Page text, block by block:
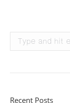
Search:
Recent Posts